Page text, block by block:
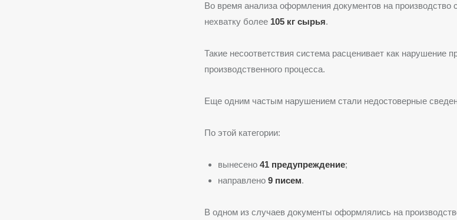
Во время анализа оформления документов на
нехватку более 105 кг сырья.
Такие несоответствия система расценивает как нарушение
производственного процесса.
Еще одним частым нарушением стали недостоверные
По этой категории:
вынесено 41 предупреждение;
направлено 9 писем.
В одном из случаев документы оформлялись на